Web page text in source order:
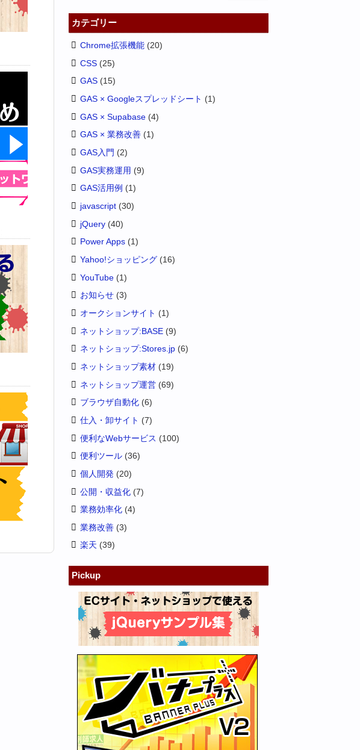
カテゴリー
Chrome拡張機能 (20)
CSS (25)
GAS (15)
GAS × Googleスプレッドシート (1)
GAS × Supabase (4)
GAS × 業務改善 (1)
GAS入門 (2)
GAS実務運用 (9)
GAS活用例 (1)
javascript (30)
jQuery (40)
Power Apps (1)
Yahoo!ショッピング (16)
YouTube (1)
お知らせ (3)
オークションサイト (1)
ネットショップ:BASE (9)
ネットショップ:Stores.jp (6)
ネットショップ素材 (19)
ネットショップ運営 (69)
ブラウザ自動化 (6)
仕入・卸サイト (7)
便利なWebサービス (100)
便利ツール (36)
個人開発 (20)
公開・収益化 (7)
業務効率化 (4)
業務改善 (3)
楽天 (39)
Pickup